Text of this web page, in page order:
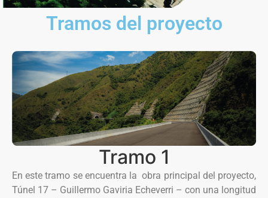
Tramos del proyecto
Tramo 1
En este tramo se encuentra la obra principal del proyecto,
Túnel 17 – Guillermo Gaviria Echeverri – con una longitud